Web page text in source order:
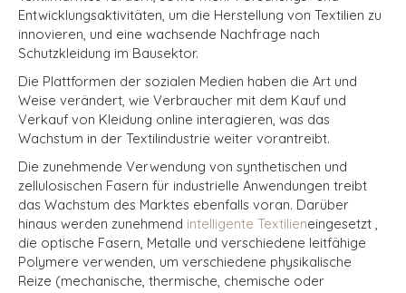
Entwicklungsaktivitäten, um die Herstellung von Textilien zu
innovieren, und eine wachsende Nachfrage nach
Schutzkleidung im Bausektor.
Die Plattformen der sozialen Medien haben die Art und
Weise verändert, wie Verbraucher mit dem Kauf und
Verkauf von Kleidung online interagieren, was das
Wachstum in der Textilindustrie weiter vorantreibt.
Die zunehmende Verwendung von synthetischen und
zellulosischen Fasern für industrielle Anwendungen treibt
das Wachstum des Marktes ebenfalls voran. Darüber
hinaus werden zunehmend intelligente Textilieneingesetzt ,
die optische Fasern, Metalle und verschiedene leitfähige
Polymere verwenden, um verschiedene physikalische
Reize (mechanische, thermische, chemische oder